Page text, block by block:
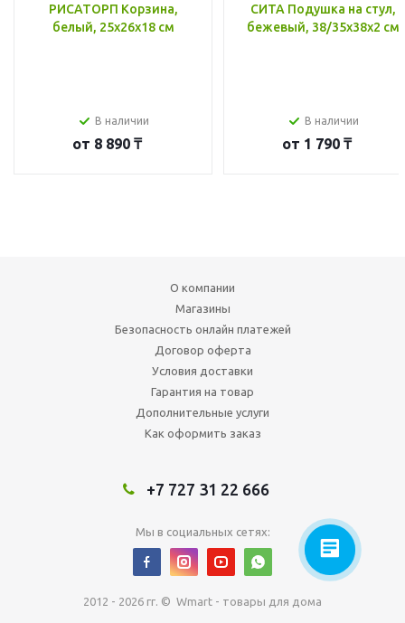
РИСАТОРП Корзина,
белый, 25x26x18 см
В наличии
от 8 890 ₸
СИТА Подушка на стул,
бежевый, 38/35x38x2 см
В наличии
от 1 790 ₸
О компании
Магазины
Безопасность онлайн платежей
Договор оферта
Условия доставки
Гарантия на товар
Дополнительные услуги
Как оформить заказ
+7 727 31 22 666
Мы в социальных сетях:
2012 - 2026 гг. © Wmart - товары для дома